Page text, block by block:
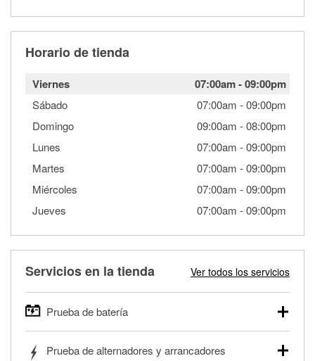
Horario de tienda
Viernes 07:00am-09:00pm
Sábado 07:00am -09:00pm
Domingo
09:00am -08:00pm
Lunes
07:00am -09:00pm
Martes
07:00am -09:00pm
Miércoles
07:00am -09:00pm
Jueves
07:00am -09:00pm
Servicios en la tienda Ver todos los servicios
Prueba de batería
autos, camionetas, SUVs, vehículos comerciales y
Prueba de alternadores y arrancadores